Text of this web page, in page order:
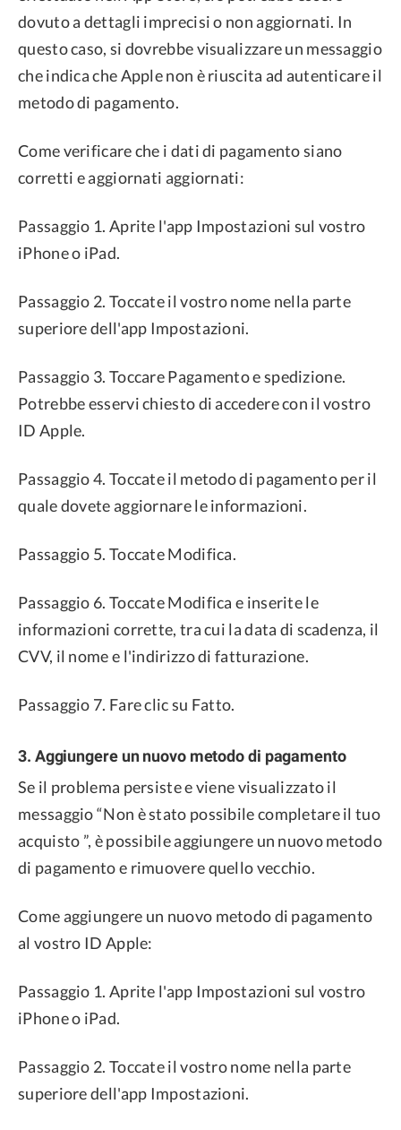
dovuto a dettagli imprecisi o non aggiornati. In
questo caso, si dovrebbe visualizzare un messaggio
che indica che Apple non è riuscita ad autenticare il
metodo di pagamento.
Come verificare che i dati di pagamento siano
corretti e aggiornati aggiornati:
Passaggio 1. Aprite l'app Impostazioni sul vostro
iPhone o iPad.
Passaggio 2. Toccate il vostro nome nella parte
superiore dell'app Impostazioni.
Passaggio 3. Toccare Pagamento e spedizione.
Potrebbe esservi chiesto di accedere con il vostro
ID Apple.
Passaggio 4. Toccate il metodo di pagamento per il
quale dovete aggiornare le informazioni.
Passaggio 5. Toccate Modifica.
Passaggio 6. Toccate Modifica e inserite le
informazioni corrette, tra cui la data di scadenza, il
CVV, il nome e l'indirizzo di fatturazione.
Passaggio 7. Fare clic su Fatto.
3. Aggiungere un nuovo metodo di pagamento
Se il problema persiste e viene visualizzato il
messaggio “Non è stato possibile completare il tuo
acquisto ”, è possibile aggiungere un nuovo metodo
di pagamento e rimuovere quello vecchio.
Come aggiungere un nuovo metodo di pagamento
al vostro ID Apple:
Passaggio 1. Aprite l'app Impostazioni sul vostro
iPhone o iPad.
Passaggio 2. Toccate il vostro nome nella parte
superiore dell'app Impostazioni.